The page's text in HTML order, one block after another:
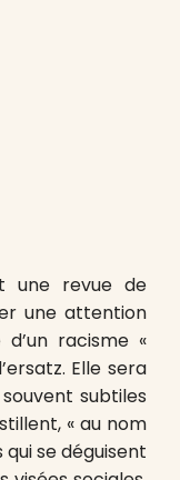
une revue de
une attention
racisme «
Elle sera
subtiles
« au nom
se déguisent